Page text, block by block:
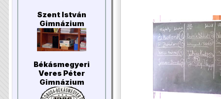
Szent István
Gimnázium
Békásmegyeri
Veres Péter
Gimnázium